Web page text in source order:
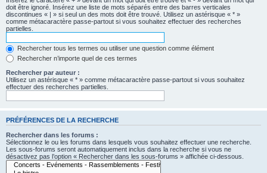
doit être ignoré. Insérez une liste de mots séparés entre des barres verticales
discontinues « | » si seul un des mots doit être trouvé. Utilisez un astérisque « * »
comme métacaractère passe-partout si vous souhaitez effectuer des recherches
partielles.
Rechercher tous les termes ou utiliser une question comme élément
Rechercher n’importe quel de ces termes
Rechercher par auteur :
Utilisez un astérisque « * » comme métacaractère passe-partout si vous souhaitez
effectuer des recherches partielles.
PRÉFÉRENCES DE LA RECHERCHE
Rechercher dans les forums :
Sélectionnez le ou les forums dans lesquels vous souhaitez effectuer une recherche.
Les sous-forums seront automatiquement inclus dans la recherche si vous ne
désactivez pas l’option « Rechercher dans les sous-forums » affichée ci-dessous.